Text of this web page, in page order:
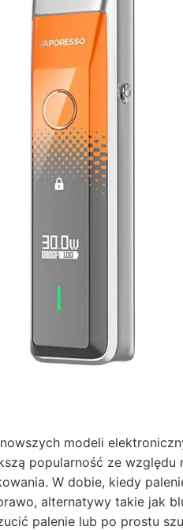
modeli
popularność ze względu
W dobie, kiedy
alternatywy takie jak
palenie lub po prostu